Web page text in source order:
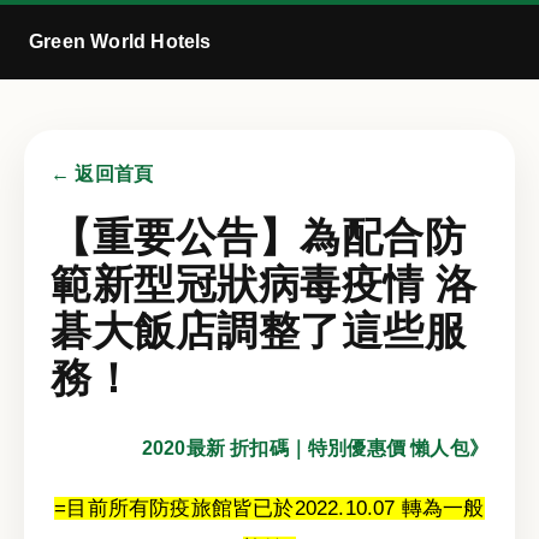
Green World Hotels
← 返回首頁
【重要公告】為配合防
範新型冠狀病毒疫情 洛
碁大飯店調整了這些服
務！
2020最新 折扣碼｜特別優惠價 懶人包》
=目前所有防疫旅館皆已於2022.10.07 轉為一般